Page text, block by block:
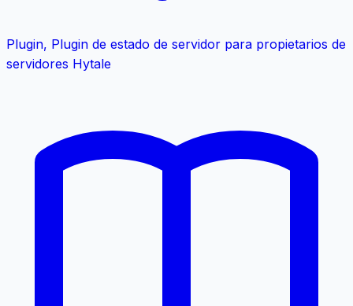
Plugin, Plugin de estado de servidor para propietarios de
servidores Hytale